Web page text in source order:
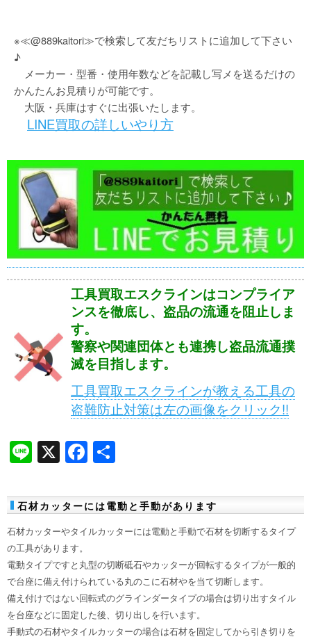
※≪@889kaitori≫で検索して友だちリストに追加して下さい
♪
メーカー・型番・使用年数などを記載し写メを送るだけの
かんたんお見積りが可能です。
大阪・兵庫はすぐに出張いたします。
LINE買取の詳しいやり方
工具買取エスクラインはコンプライア
ンスを徹底し、盗品の流通を阻止しま
す。
警察や関連団体とも連携し盗品流通撲
滅を目指します。
工具買取エスクラインが教える工具の
盗難防止対策は左の画像をクリック!!
Li
e
X F
c
e
b
o
o
k
石材カッターには電動と手動があります
石材カッターやタイルカッターには電動と手動で石材を切断するタイプ
の工具があります。
電動タイプですと丸型の切断砥石やカッターが回転するタイプが一般的
で台座に備え付けられている丸のこに石材やを当て切断します。
備え付けではない回転式のグラインダータイプの場合は切り出すタイル
を台座などに固定した後、切り出しを行います。
手動式の石材やタイルカッターの場合は石材を固定してから引き切りを